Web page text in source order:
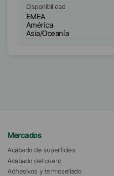
Disponibilidad
EMEA
América
Asia/Oceanía
Mercados
Acabado de superficies
Acabado del cuero
Adhesivos y termosellado